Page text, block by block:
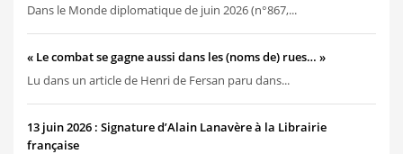
Dans le Monde diplomatique de juin 2026 (n°867,...
« Le combat se gagne aussi dans les (noms de) rues… »
Lu dans un article de Henri de Fersan paru dans...
13 juin 2026 : Signature d’Alain Lanavère à la Librairie
française